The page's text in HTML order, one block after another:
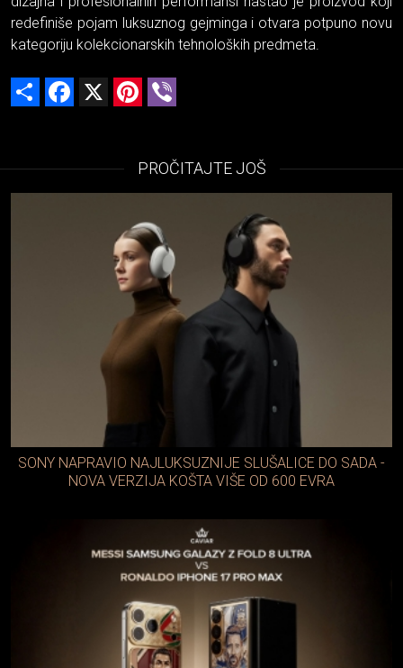
redefiniše pojam luksuznog gejminga i otvara potpuno novu
kategoriju kolekcionarskih tehnoloških predmeta.
Share Facebook Pinterest
PROČITAJTE JOŠ
SONY NAPRAVIO NAJLUKSUZNIJE SLUŠALICE DO SADA -
NOVA VERZIJA KOŠTA VIŠE OD 600 EVRA